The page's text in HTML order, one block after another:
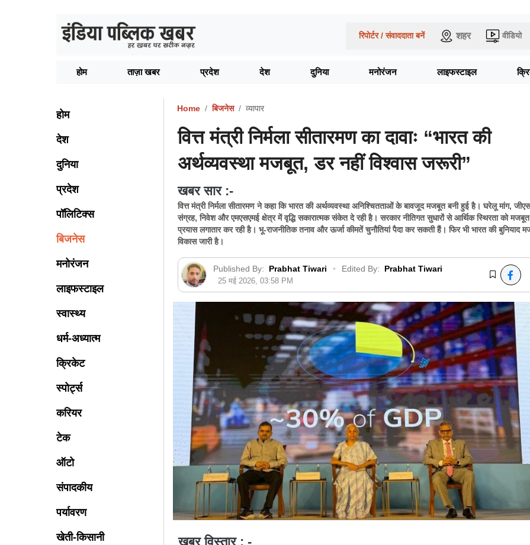
रिपोर्टर / संवाददाता बनें शहर वीडियो
होम ताज़ा खबर प्रदेश देश दुनिया मनोरंजन लाइफस्टाइल
होम
देश
दुनिया
प्रदेश
पॉलिटिक्स
बिजनेस
मनोरंजन
लाइफस्टाइल
स्वास्थ्य
धर्म-अध्यात्म
क्रिकेट
स्पोर्ट्स
करियर
टेक
ऑटो
संपादकीय
पर्यावरण
खेती-किसानी
Home बिजनेस व्यापार
वित्त मंत्री निर्मला सीतारमण का दावाः “भारत की
अर्थव्यवस्था मजबूत, डर नहीं विश्वास जरूरी”
खबर सार :-
वित्त मंत्री निर्मला सीतारमण ने कहा कि भारत की अर्थव्यवस्था अनिश्चितताओं के बावजूद मजबूत बनी हुई है। घरेलू मांग,
संग्रह, निवेश और एमएसएमई क्षेत्र में वृद्धि सकारात्मक संकेत दे रही है। सरकार नीतिगत सुधारों से आर्थिक स्थिरता को
प्रयास लगातार कर रही है। भू-राजनीतिक तनाव और ऊर्जा कीमतें चुनौतियां पैदा कर सकती हैं। फिर भी भारत की बुनियाद
विकास जारी है।
Published By: Prabhat Tiwari • Edited By: Prabhat Tiwari
25 मई 2026, 03:58 PM
खबर विस्तार : -